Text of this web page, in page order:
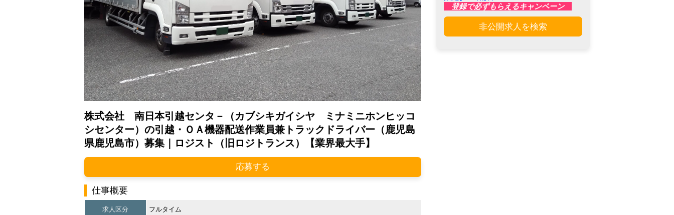
株式会社 南日本引越センタ－（カブシキガイシヤ ミナミニホンヒッコ
シセンター）の引越・ＯＡ機器配送作業員兼トラックドライバー（鹿児島
県鹿児島市）募集｜ロジスト（旧ロジトランス）【業界最大手】
応募する
仕事概要
求人区分 フルタイム
登録で必ずもらえるキャンペーン
非公開求人を検索